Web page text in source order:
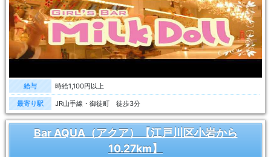
給与 時給1,100円以上
最寄り駅 JR山手線・御徒町 徒歩3分
Bar AQUA（アクア）【江戸川区小岩から
10.27km】